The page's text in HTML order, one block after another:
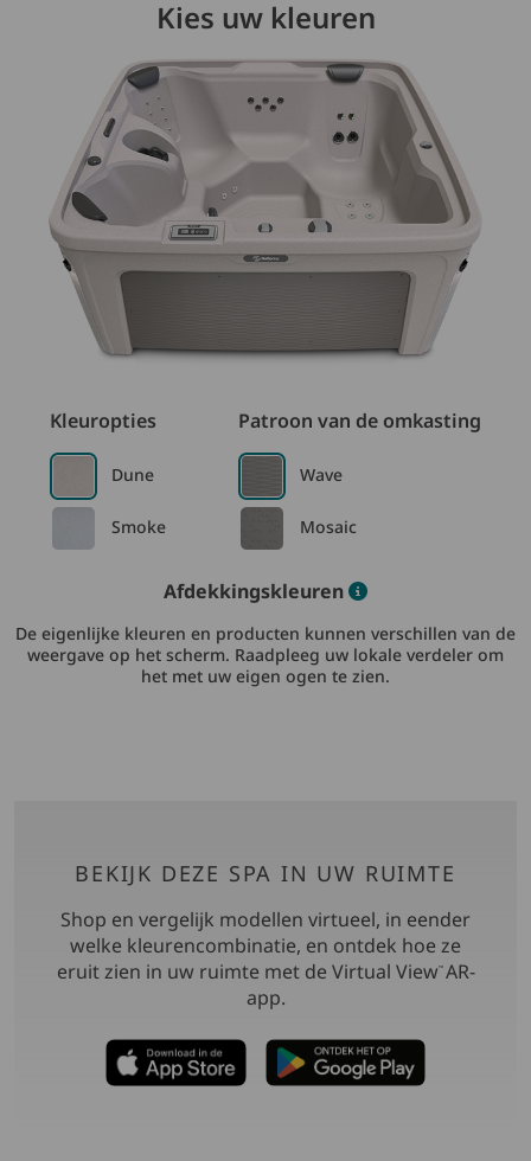
Kies uw kleuren
Kleuropties
Dune
Smoke
Patroon van de omkasting
Wave
Mosaic
Afdekkingskleuren Color
De eigenlijke kleuren en producten kunnen verschillen van de
weergave op het scherm. Raadpleeg uw lokale verdeler om
het met uw eigen ogen te zien.
BEKIJK DEZE SPA IN UW RUIMTE
Shop en vergelijk modellen virtueel, in eender
welke kleurencombinatie, en ontdek hoe ze
eruit zien in uw ruimte met de Virtual View™ AR-
app.